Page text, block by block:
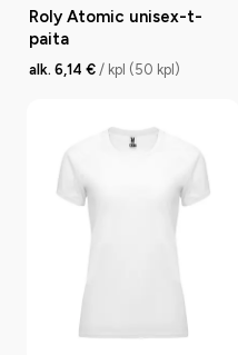
Roly Atomic unisex-t-
paita
alk. 6,14 € / kpl (50 kpl)